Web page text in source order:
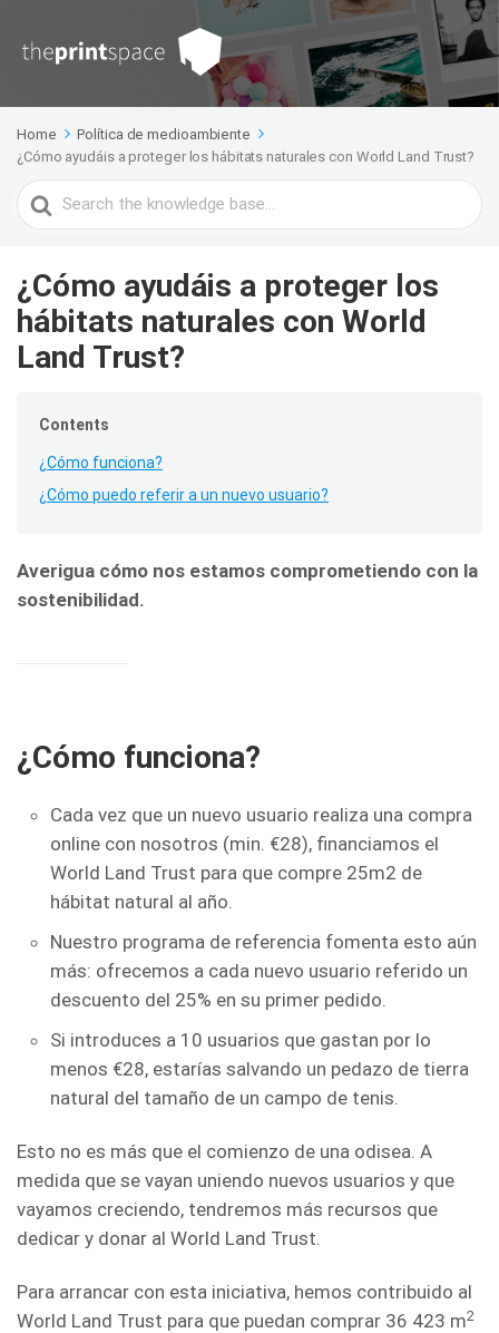
Home
Política de medioambiente
¿Cómo ayudáis a proteger los hábitats naturales con World Land Trust?
Search
For
¿Cómo ayudáis a proteger los
hábitats naturales con World
Land Trust?
Contents
¿Cómo funciona?
¿Cómo puedo referir a un nuevo usuario?
Averigua cómo nos estamos comprometiendo con la
sostenibilidad.
¿Cómo funciona?
Cada vez que un nuevo usuario realiza una compra
online con nosotros (min. €28), financiamos el
World Land Trust para que compre 25m2 de
hábitat natural al año.
Nuestro programa de referencia fomenta esto aún
más: ofrecemos a cada nuevo usuario referido un
descuento del 25% en su primer pedido.
Si introduces a 10 usuarios que gastan por lo
menos €28, estarías salvando un pedazo de tierra
natural del tamaño de un campo de tenis.
Esto no es más que el comienzo de una odisea. A
medida que se vayan uniendo nuevos usuarios y que
vayamos creciendo, tendremos más recursos que
dedicar y donar al World Land Trust.
Para arrancar con esta iniciativa, hemos contribuido al
World Land Trust para que puedan comprar 36 423 m2